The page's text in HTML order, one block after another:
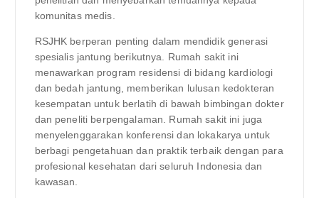
komunitas medis.
RSJHK berperan penting dalam mendidik generasi
spesialis jantung berikutnya. Rumah sakit ini
menawarkan program residensi di bidang kardiologi
dan bedah jantung, memberikan lulusan kedokteran
kesempatan untuk berlatih di bawah bimbingan dokter
dan peneliti berpengalaman. Rumah sakit ini juga
menyelenggarakan konferensi dan lokakarya untuk
berbagi pengetahuan dan praktik terbaik dengan para
profesional kesehatan dari seluruh Indonesia dan
kawasan.